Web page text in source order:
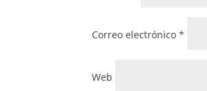
Correo electrónico*
Web